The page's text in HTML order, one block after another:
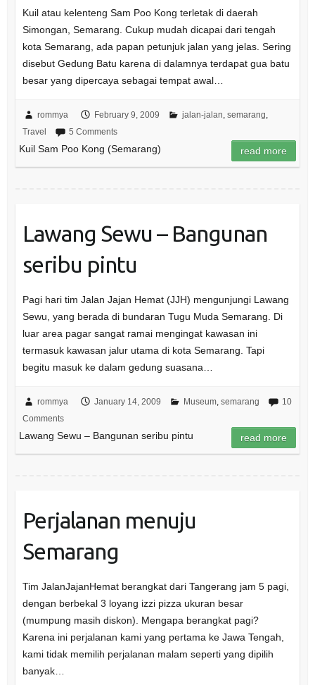
Kuil atau kelenteng Sam Poo Kong terletak di daerah
Simongan, Semarang. Cukup mudah dicapai dari tengah
kota Semarang, ada papan petunjuk jalan yang jelas. Sering
disebut Gedung Batu karena di dalamnya terdapat gua batu
besar yang dipercaya sebagai tempat awal…
rommya February 9, 2009 jalan-jalan semarang
Travel
5 Comments
Kuil Sam Poo Kong (Semarang) read more
Lawang Sewu – Bangunan
seribu pintu
Pagi hari tim Jalan Jajan Hemat (JJH) mengunjungi Lawang
Sewu, yang berada di bundaran Tugu Muda Semarang. Di
luar area pagar sangat ramai mengingat kawasan ini
termasuk kawasan jalur utama di kota Semarang. Tapi
begitu masuk ke dalam gedung suasana…
rommya January 14, 2009 Museum, semarang
10
Comments
Lawang Sewu – Bangunan seribu pintu read more
Perjalanan menuju
Semarang
Tim JalanJajanHemat berangkat dari Tangerang jam 5 pagi,
dengan berbekal 3 loyang izzi pizza ukuran besar
(mumpung masih diskon). Mengapa berangkat pagi?
Karena ini perjalanan kami yang pertama ke Jawa Tengah,
kami tidak memilih perjalanan malam seperti yang dipilih
banyak…